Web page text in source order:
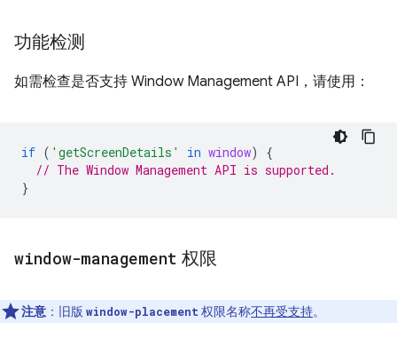
功能检测
如需检查是否支持 Window Management API，请使用：
if ( 'getScreenDetails' in window)
{
// The Window Management API is supported.
}
window-management 权限
注意 ：旧版 window-placement权限名称不再受支持。